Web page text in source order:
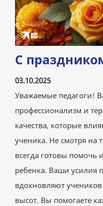
С
03.10.2025
Уважаемые педагоги!
профессионализм и
качества, которые
ученика. Не смотря на
всегда готовы помочь
ребенка. Ваши усилия
вдохновляют
высот. Вы помогаете